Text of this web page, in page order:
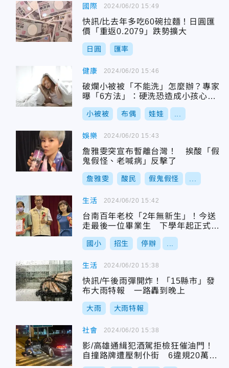
國際
快訊/比去年多吃60碗拉麵！日圓匯
價「重返0.2079」跌勢擴大
日圓 匯率
2024/06/20 15:49
健康
破爛小被被「不能洗」怎麼辦？專家
曝「6方法」：硬洗恐造成小孩心理
陰影
小被被 布偶 娃娃
2024/06/20 15:46
娛樂
詹雅雯突宣布暫離台灣！ 挨酸「假
鬼假怪、老喊病」反擊了
詹雅雯 酸民 假鬼假怪
2024/06/20 15:43
生活
台南百年老校「2年無新生」！今送
走最後一位畢業生 下學年起正式停
辦
國小 招生 停辦
2024/06/20 15:42
生活
快訊/午後雨彈開炸！「15縣市」發
布大雨特報 一路轟到晚上
大雨 大雨特報
2024/06/20 15:38
社會
影/高雄通緝犯酒駕拒檢狂催油門！
自撞路牌遭壓制仆街 6違規20萬不
夠付
2024/06/20 15:38